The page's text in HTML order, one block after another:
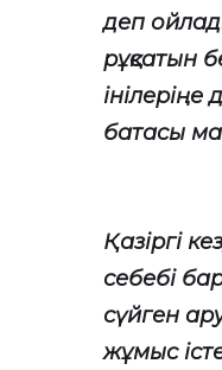
деп
рұқсатын
батасы
Қазіргі
себебі
сүйген
жұмыс